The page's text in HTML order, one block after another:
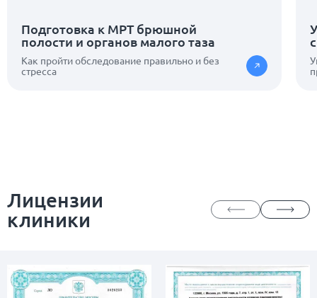
Подготовка к МРТ брюшной
полости и органов малого таза
Как пройти обследование правильно и без
стресса
Лицензии
клиники